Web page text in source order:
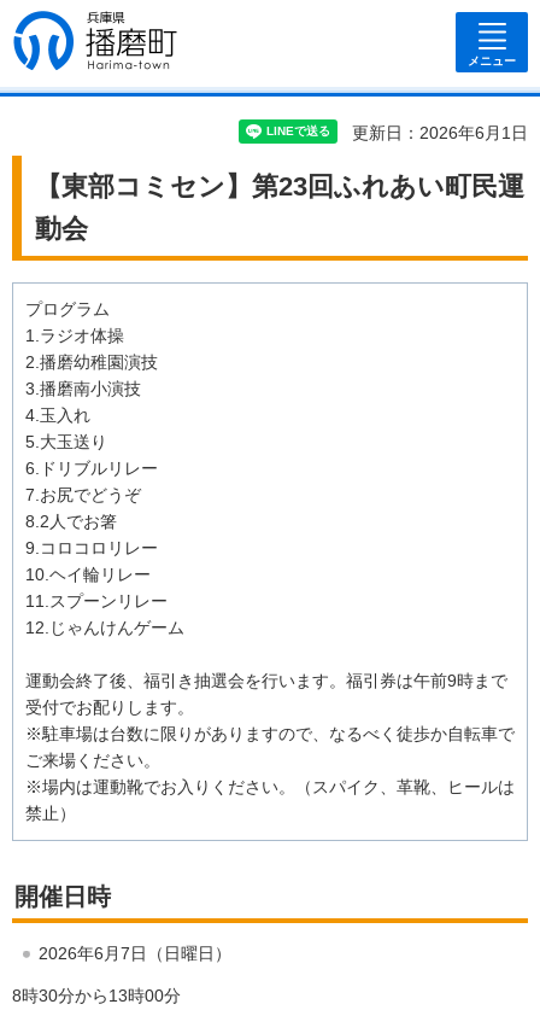
兵庫県 播磨
町
メニュー
更新日：2026年6月1日
【東部コミセン】第23回ふれあい町民運
動会
プログラム
1.ラジオ体操
2.播磨幼稚園演技
3.播磨南小演技
4.玉入れ
5.大玉送り
6.ドリブルリレー
7.お尻でどうぞ
8.2人でお箸
9.コロコロリレー
10.ヘイ輪リレー
11.スプーンリレー
12.じゃんけんゲーム
運動会終了後、福引き抽選会を行います。福引券は午前9時まで
受付でお配りします。
※駐車場は台数に限りがありますので、なるべく徒歩か自転車で
ご来場ください。
※場内は運動靴でお入りください。（スパイク、革靴、ヒールは
禁止）
開催日時
2026年6月7日（日曜日）
8時30分から13時00分